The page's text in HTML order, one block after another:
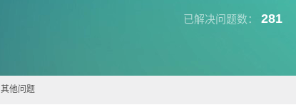
已解决问题数： 281
其他问题